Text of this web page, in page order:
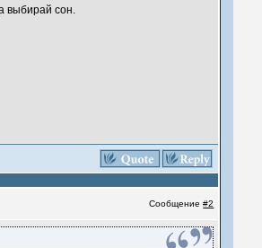
выбирай сон.
Сообщение#2